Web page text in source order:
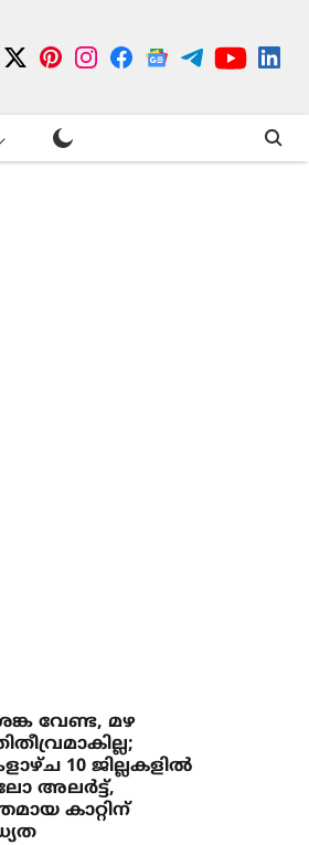
വേണ്ട, മഴ
10 ജില്ലകളിൽ
അലർട്ട്,
കാറ്റിന്